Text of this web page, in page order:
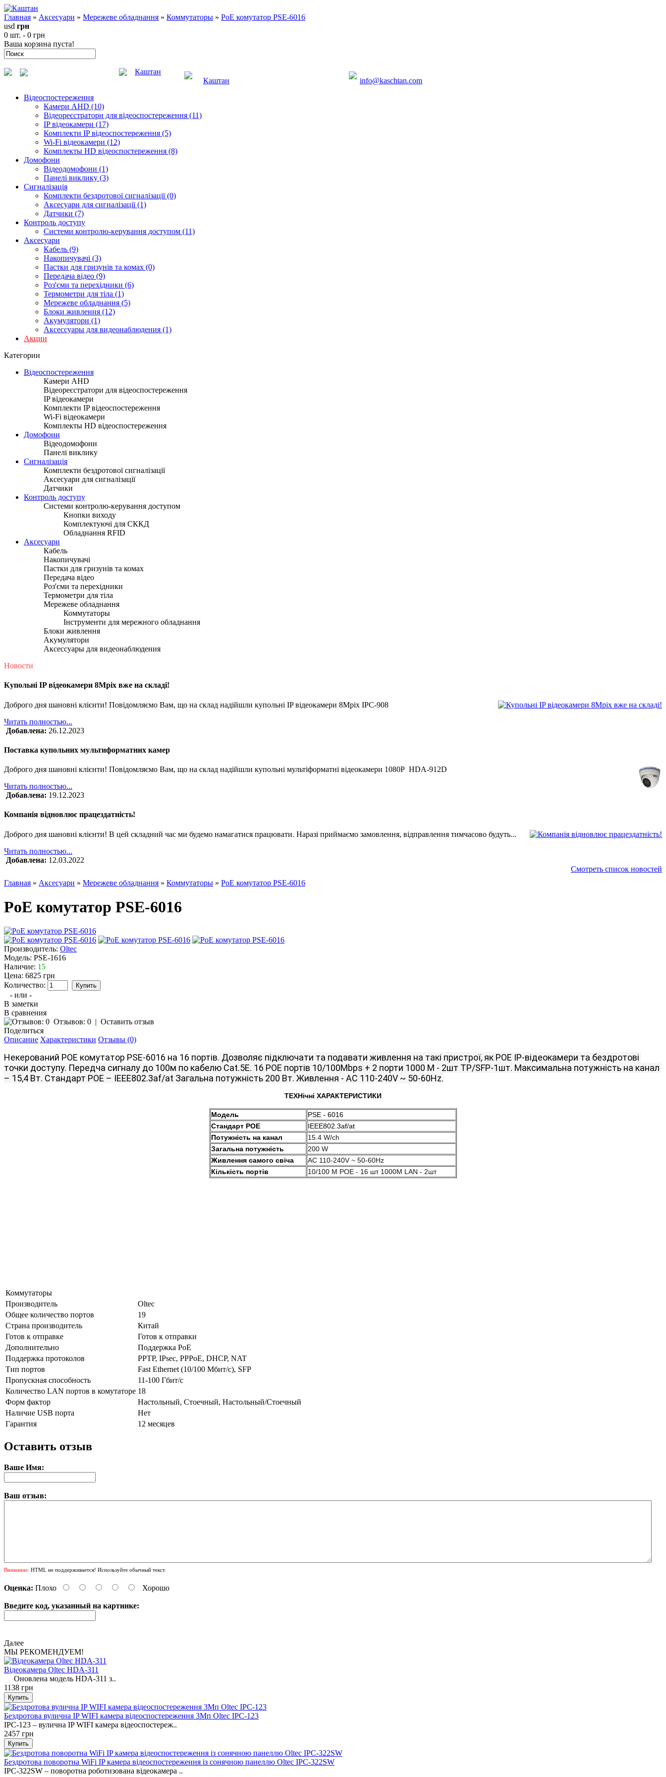
Главная » Аксесуари » Мережеве обладнання » Коммутаторы » PoE комутатор PSE-6016
usd грн
0 шт. - 0 грн
Ваша корзина пуста!
Каштан
Каштан
info@kaschtan.com
Відеоспостереження
Камери AHD (10)
Відеореєстратори для відеоспостереження (11)
IP відеокамери (17)
Комплекти IP відеоспостереження (5)
Wi-Fi відеокамери (12)
Комплекты HD відеоспостереження (8)
Домофони
Відеодомофони (1)
Панелі виклику (3)
Сигналізація
Комплекти бездротової сигналізації (0)
Аксесуари для сигналізації (1)
Датчики (7)
Контроль доступу
Системи контролю-керування доступом (11)
Аксесуари
Кабель (9)
Накопичувачі (3)
Пастки для гризунів та комах (0)
Передача відео (9)
Роз'єми та перехідники (6)
Термометри для тіла (1)
Мережеве обладнання (5)
Блоки живлення (12)
Акумулятори (1)
Аксессуары для видеонаблюдения (1)
Акции
Категории
Відеоспостереження
Камери AHD
Відеореєстратори для відеоспостереження
IP відеокамери
Комплекти IP відеоспостереження
Wi-Fi відеокамери
Комплекты HD відеоспостереження
Домофони
Відеодомофони
Панелі виклику
Сигналізація
Комплекти бездротової сигналізації
Аксесуари для сигналізації
Датчики
Контроль доступу
Системи контролю-керування доступом
Кнопки виходу
Комплектуючі для СККД
Обладнання RFID
Аксесуари
Кабель
Накопичувачі
Пастки для гризунів та комах
Передача відео
Роз'єми та перехідники
Термометри для тіла
Мережеве обладнання
Коммутаторы
Інструменти для мережного обладнання
Блоки живлення
Акумулятори
Аксессуары для видеонаблюдения
Новости
Купольні IP відеокамери 8Mpix вже на складі!
Доброго дня шановні клієнти! Повідомляємо Вам, що на склад надійшли купольні IP відеокамери 8Mpix IPC-908
Читать полностью...
Добавлена: 26.12.2023
Поставка купольних мультиформатних камер
Доброго дня шановні клієнти! Повідомляємо Вам, що на склад надійшли купольні мультіформатні відеокамери 1080P HDA-912D
Читать полностью...
Добавлена: 19.12.2023
Компанія відновлює працездатність!
Доброго дня шановні клієнти! В цей складний час ми будемо намагатися працювати. Наразі приймаємо замовлення, відправлення тимчасово будуть...
Читать полностью...
Добавлена: 12.03.2022
Смотреть список новостей
Главная » Аксесуари » Мережеве обладнання » Коммутаторы » PoE комутатор PSE-6016
PoE комутатор PSE-6016
Производитель: Oltec
Модель: PSE-1616
Наличие: 15
Цена: 6825 грн
Количество:
- или -
В заметки
В сравнения
Отзывов: 0
Оставить отзыв
Поделиться
Описание Характеристики Отзывы (0)
Некерований POE комутатор PSE-6016 на 16 портів. Дозволяє підключати та подавати живлення на такі пристрої, як POE IP-відеокамери та бездротові
точки доступу. Передча сигналу до 100м по кабелю Cat.5E. 16 POE портів 10/100Mbps + 2 порти 1000 М - 2шт TP/SFP-1шт. Максимальна потужність на канал
– 15,4 Вт. Стандарт POE – IEEE802.3af/at Загальна потужність 200 Вт. Живлення - AC 110-240V ~ 50-60Hz.
ТЕХНічні ХАРАКТЕРИСТИКИ
Модель
PSE - 6016
Стандарт POE
IEEE802.3af/at
Потужність на канал
15.4 W/ch
Загальна потужність
200 W
Живлення самого свіча
AC 110-240V ~ 50-60Hz
Кількість портів
10/100 M POE - 16 шт 1000М LAN - 2шт
Коммутаторы
Производитель
Oltec
Общее количество портов
19
Страна производитель
Китай
Готов к отправке
Готов к отправки
Дополнительно
Поддержка PoE
Поддержка протоколов
PPTP, IPsec, PPPoE, DHCP, NAT
Тип портов
Fast Ethernet (10/100 Мбит/с), SFP
Пропускная способность
11-100 Гбит/с
Количество LAN портов в комутаторе 18
Форм фактор
Настольный, Стоечный, Настольный/Стоечный
Наличие USB порта
Нет
Гарантия
12 месяцев
Оставить отзыв
Ваше Имя:
Ваш отзыв:
Внимание: HTML не поддерживается! Используйте обычный текст.
Оценка: Плохо Хорошо
Введите код, указанный на картинке:
Далее
МЫ РЕКОМЕНДУЕМ!
Відеокамера Oltec HDA-311
Оновлена ​​модель HDA-311 з..
1138 грн
Бездротова вулична IP WIFI камера відеоспостереження 3Мп Oltec IPC-123
IPC-123 – вулична IP WIFI камера відеоспостереж..
2457 грн
Бездротова поворотна WiFi IP камера відеоспостереження із сонячною панеллю Oltec IPC-322SW
IPC-322SW – поворотна роботизована відеокамера ..